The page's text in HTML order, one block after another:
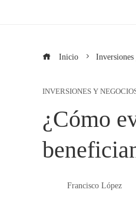
Inicio
INVERSIONES Y
¿Cómo
Francisco López